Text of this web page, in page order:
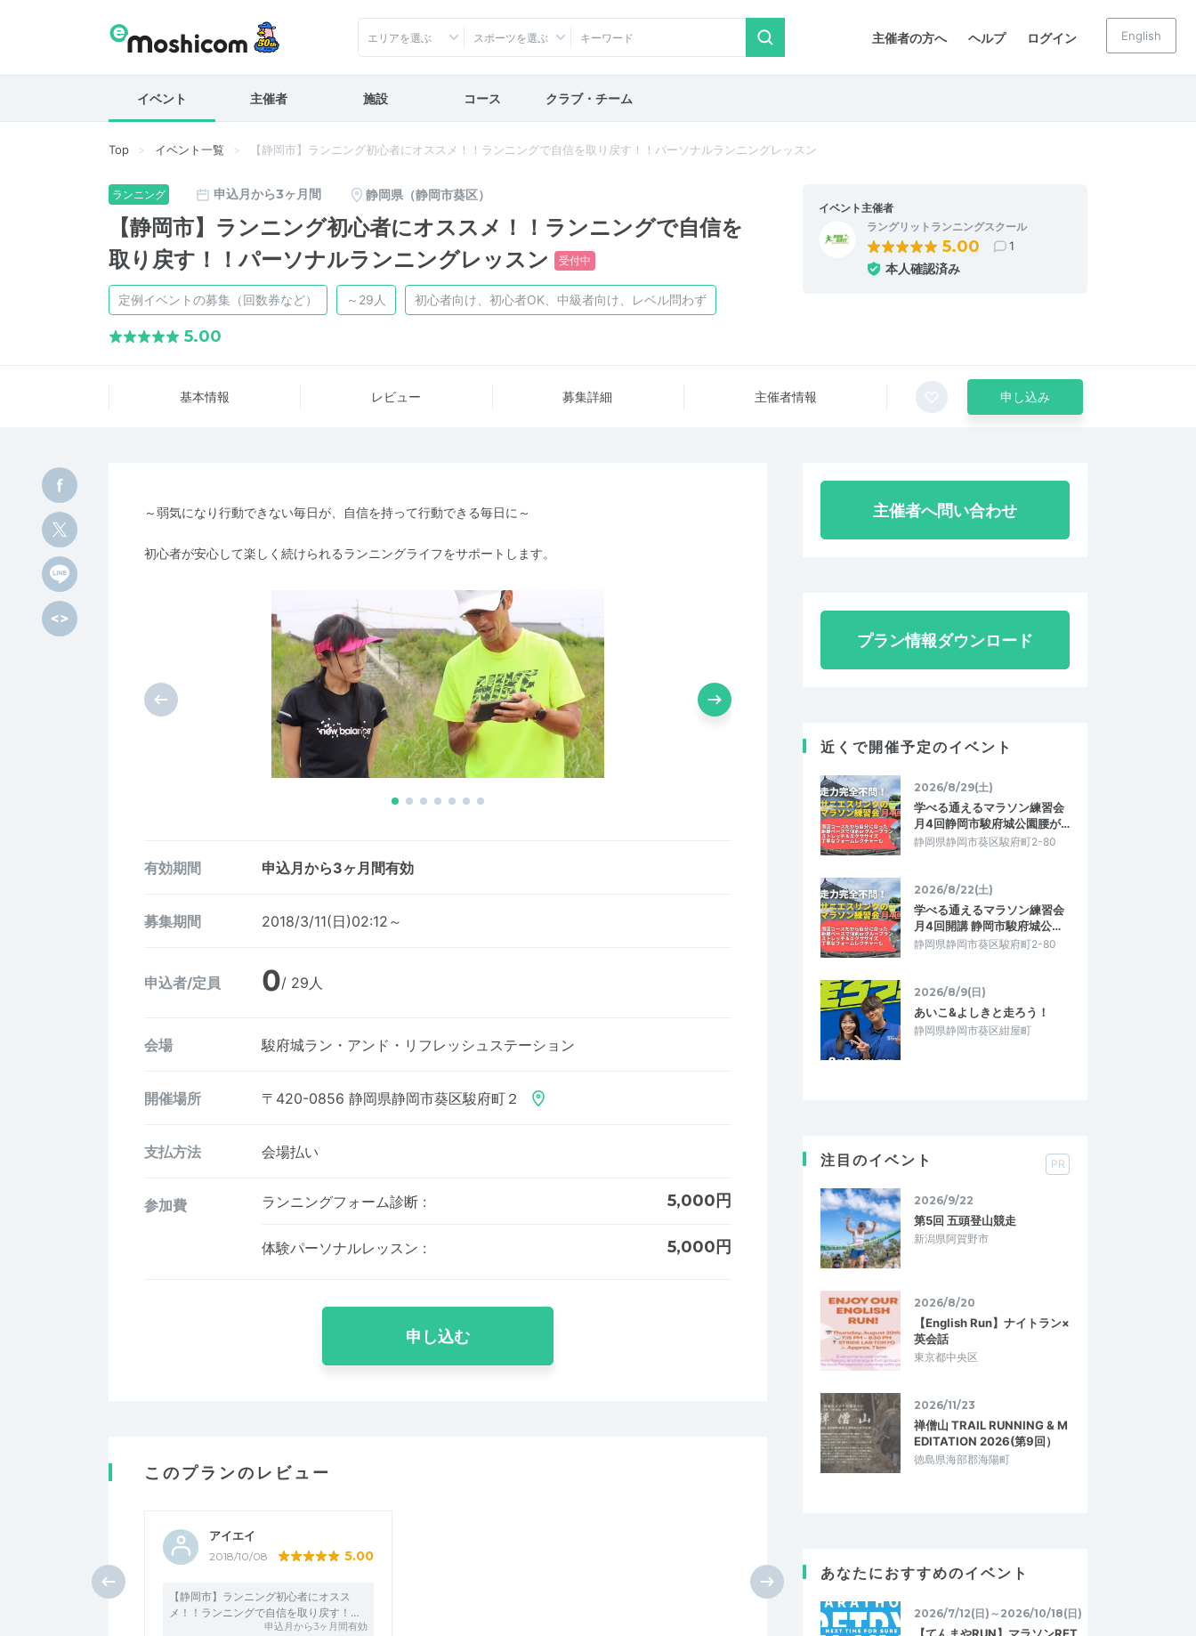
主催者の方へ ヘルプ ログイン
エリアを選ぶ スポーツを選ぶ English
イベント 主催者 施設 コース クラブ・チーム
Top イベント一覧 【静岡市】ランニング初心者にオススメ！！ランニングで自信を取り戻す！！パーソナルランニングレッスン
ランニング 申込月から3ヶ月間 静岡県（静岡市葵区）
【静岡市】ランニング初心者にオススメ！！ランニングで自信を
取り戻す！！パーソナルランニングレッスン
受付中
定例イベントの募集（回数券など） ～29人 初心者向け、初心者OK、中級者向け、レベル問わず
5.00
イベント主催者
ラングリットランニングスクール
5.00 1
本人確認済み
基本情報 レビュー 募集詳細 主催者情報 申し込み
～弱気になり行動できない毎日が、自信を持って行動できる毎日に～
初心者が安心して楽しく続けられるランニングライフをサポートします。
有効期間 申込月から3ヶ月間有効
募集期間 2018/3/11(日)02:12～
申込者/定員 0/ 29人
会場 駿府城ラン・アンド・リフレッシュステーション
開催場所 〒420-0856 静岡県静岡市葵区駿府町２
支払方法 会場払い
参加費 ランニングフォーム診断 : 5,000円
体験パーソナルレッスン : 5,000円
申し込む
このプランのレビュー
アイエイ
2018/10/08 5.00
【静岡市】ランニング初心者にオスス
メ！！ランニングで自信を取り戻す！…
申込月から3ヶ月間有効
主催者へ問い合わせ
プラン情報ダウンロード
近くで開催予定のイベント
2026/8/29(土)
学べる通えるマラソン練習会
月4回静岡市駿府城公園腰が…
静岡県静岡市葵区駿府町2-80
2026/8/22(土)
学べる通えるマラソン練習会
月4回開講 静岡市駿府城公…
静岡県静岡市葵区駿府町2-80
2026/8/9(日)
あいこ&よしきと走ろう！
静岡県静岡市葵区紺屋町
注目のイベント PR
2026/9/22
第5回 五頭登山競走
新潟県阿賀野市
2026/8/20
【English Run】ナイトラン×
英会話
東京都中央区
2026/11/23
禅僧山 TRAIL RUNNING & M
EDITATION 2026(第9回）
徳島県海部郡海陽町
あなたにおすすめのイベント
2026/7/12(日)～2026/10/18(日)